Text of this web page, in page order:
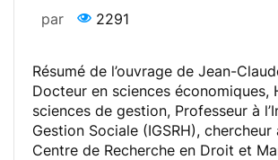
par 2291
Résumé de l’ouvrage de Jean-
Docteur en sciences économiques,
sciences de gestion, Professeur à
Gestion Sociale (IGSRH), chercheur
Centre de Recherche en Droit et